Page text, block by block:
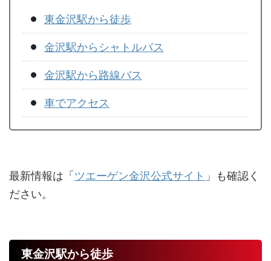
東金沢駅から徒歩
金沢駅からシャトルバス
金沢駅から路線バス
車でアクセス
最新情報は「ツエーゲン金沢公式サイト 」も確認く
ださい。
東金沢駅から徒歩